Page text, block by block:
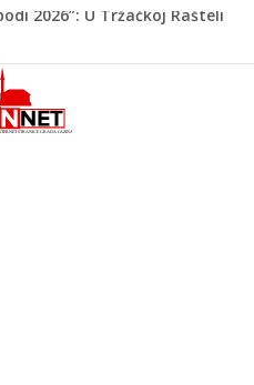
2026”: U Tržačkoj Rašteli
kantona
Krajine u centru afere,
Kelna pokrenuo istragu
Dana Grada Cazina